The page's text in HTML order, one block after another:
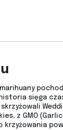
sięga
z GMO
krzyżowania